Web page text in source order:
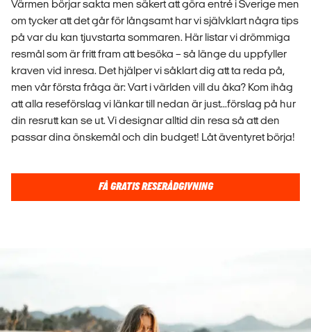
Värmen börjar sakta men säkert att göra entré i Sverige men
om tycker att det går för långsamt har vi självklart några tips
på var du kan tjuvstarta sommaren. Här listar vi drömmiga
resmål som är fritt fram att besöka – så länge du uppfyller
kraven vid inresa. Det hjälper vi såklart dig att ta reda på,
men vår första fråga är: Vart i världen vill du åka? Kom ihåg
att alla reseförslag vi länkar till nedan är just...förslag på hur
din resrutt kan se ut. Vi designar alltid din resa så att den
passar dina önskemål och din budget! Låt äventyret börja!
FÅ GRATIS RESERÅDGIVNING